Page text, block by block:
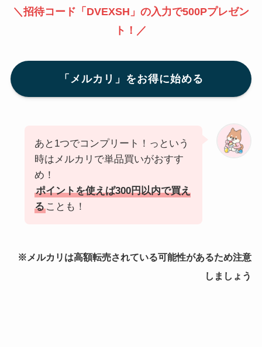
＼招待コード「DVEXSH」の入力で500Pプレゼン
ト！／
「メルカリ」をお得に始める
あと1つでコンプリート！っという
時はメルカリで単品買いがおすす
め！
ポイントを使えば300円以内で買え
ることも！
※メルカリは高額転売されている可能性があるため注意
しましょう